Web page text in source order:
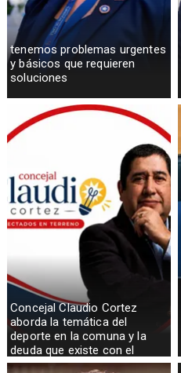
tenemos problemas urgentes
y básicos que requieren
soluciones
Concejal Claudio Cortez
aborda la temática del
deporte en la comuna y la
deuda que existe con el
sector rural